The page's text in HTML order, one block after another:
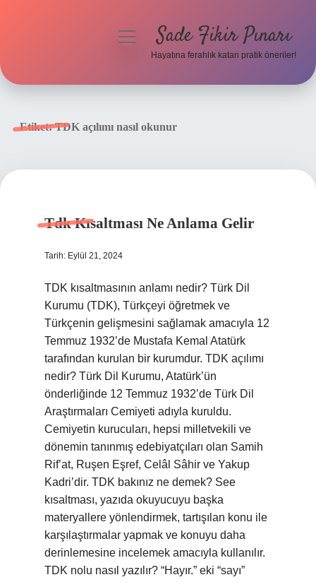
menüyüSade Fikir Pınarı
Hayatına ferahlık katan pratik öneriler!
Etiket:TDK açılımı nasıl okunur
Tdk Kısaltması Ne Anlama Gelir
Tarih: Eylül 21, 2024
TDK kısaltmasının anlamı nedir? Türk Dil
Kurumu (TDK), Türkçeyi öğretmek ve
Türkçenin gelişmesini sağlamak amacıyla 12
Temmuz 1932’de Mustafa Kemal Atatürk
tarafından kurulan bir kurumdur. TDK açılımı
nedir? Türk Dil Kurumu, Atatürk’ün
önderliğinde 12 Temmuz 1932’de Türk Dil
Araştırmaları Cemiyeti adıyla kuruldu.
Cemiyetin kurucuları, hepsi milletvekili ve
dönemin tanınmış edebiyatçıları olan Samih
Rif’at, Ruşen Eşref, Celâl Sâhir ve Yakup
Kadri’dir. TDK bakınız ne demek? See
kısaltması, yazıda okuyucuyu başka
materyallere yönlendirmek, tartışılan konu ile
karşılaştırmalar yapmak ve konuyu daha
derinlemesine incelemek amacıyla kullanılır.
TDK nolu nasıl yazılır? “Hayır.” eki “sayı”